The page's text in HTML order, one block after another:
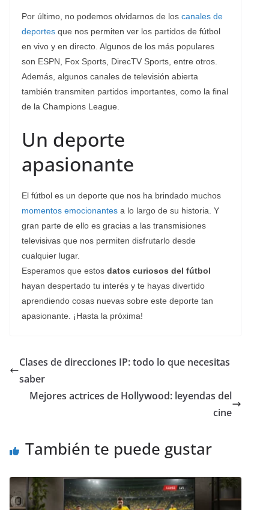
Por último, no podemos olvidarnos de los canales de
deportes que nos permiten ver los partidos de fútbol
en vivo y en directo. Algunos de los más populares
son ESPN, Fox Sports, DirecTV Sports, entre otros.
Además, algunos canales de televisión abierta
también transmiten partidos importantes, como la final
de la Champions League.
Un deporte
apasionante
El fútbol es un deporte que nos ha brindado muchos
momentos emocionantes a lo largo de su historia. Y
gran parte de ello es gracias a las transmisiones
televisivas que nos permiten disfrutarlo desde
cualquier lugar.
Esperamos que estos datos curiosos del fútbol
hayan despertado tu interés y te hayas divertido
aprendiendo cosas nuevas sobre este deporte tan
apasionante. ¡Hasta la próxima!
Clases de direcciones IP: todo lo que necesitas
saber
Mejores actrices de Hollywood: leyendas del
cine
También te puede gustar